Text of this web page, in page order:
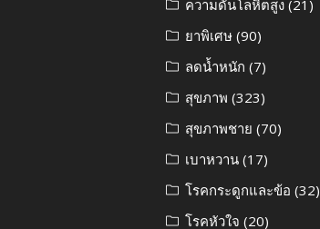
ความดันโลหิตสูง (21)
ยาพิเศษ (90)
ลดน้ำหนัก (7)
สุขภาพ (323)
สุขภาพชาย (70)
เบาหวาน (17)
โรคกระดูกและข้อ (32)
โรคหัวใจ (20)